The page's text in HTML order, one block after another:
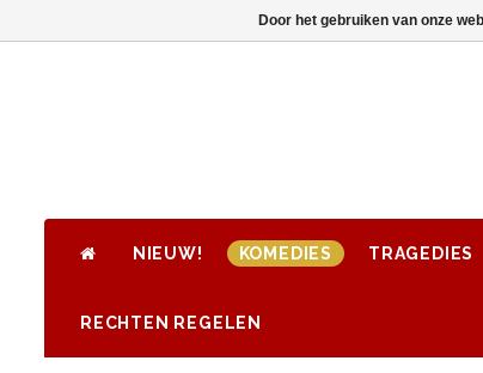
NIEUW! KOMEDIES TRAGEDIES
RECHTEN REGELEN
Door het gebruiken van onze